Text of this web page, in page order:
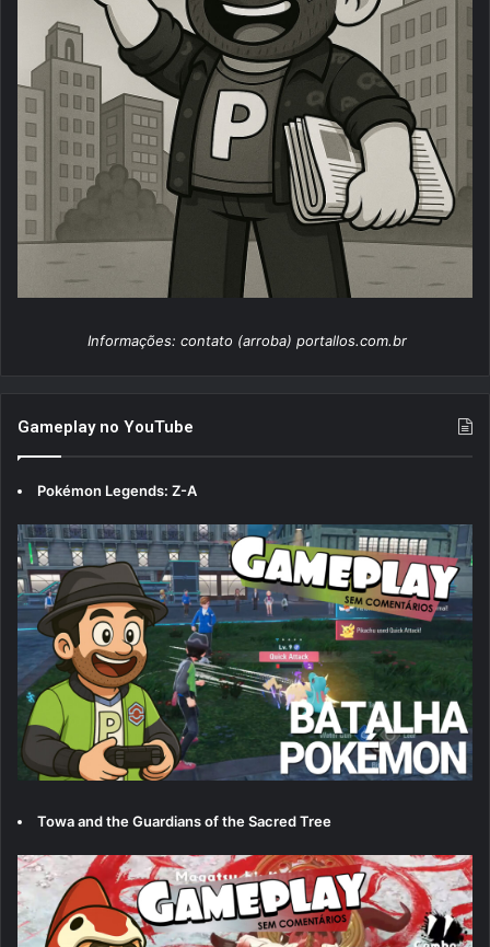
Informações: contato (arroba) portallos.com.br
Gameplay no YouTube
Pokémon Legends: Z-A
Towa and the Guardians of the Sacred Tree